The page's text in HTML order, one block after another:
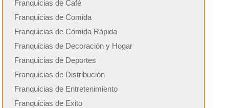
Franquicias de Café
Franquicias de Comida
Franquicias de Comida Rápida
Franquicias de Decoración y Hogar
Franquicias de Deportes
Franquicias de Distribución
Franquicias de Entretenimiento
Franquicias de Exito